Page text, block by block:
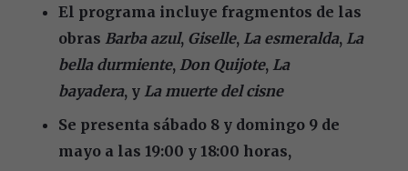
El programa incluye fragmentos de las
obras Barba azul, Giselle, La esmeralda, La
bella durmiente, Don Quijote, La
bayadera, y La muerte del cisne
Se presenta sábado 8 y domingo 9 de
mayo a las 19:00 y 18:00 horas,